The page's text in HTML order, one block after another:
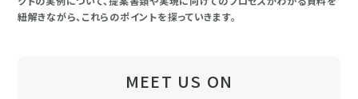
紐解きながら、これらのポイントを探っていきます。
MEET US ON